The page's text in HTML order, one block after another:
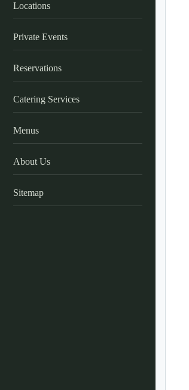
Locations
Private Events
Reservations
Catering Services
Menus
About Us
Sitemap